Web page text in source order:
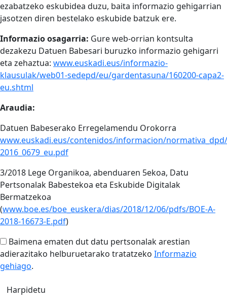
ezabatzeko eskubidea duzu, baita informazio gehigarrian
jasotzen diren bestelako eskubide batzuk ere.
Informazio osagarria: Gure web-orrian kontsulta
dezakezu Datuen Babesari buruzko informazio gehigarri
eta zehaztua: www.euskadi.eus/informazio-
klausulak/web01-sedepd/eu/gardentasuna/160200-capa2-
eu.shtml
Araudia:
Datuen Babeserako Erregelamendu Orokorra
www.euskadi.eus/contenidos/informacion/
2016_0679_eu.pdf
3/2018 Lege Organikoa, abenduaren 5ekoa, Datu
Pertsonalak Babestekoa eta Eskubide Digitalak
Bermatzekoa
(www.boe.es/boe_euskera/dias/2018/12/06/pdfs/BOE-A-
2018-16673-E.pdf)
Baimena ematen dut datu pertsonalak arestian
adierazitako helburuetarako tratatzeko Informazio
gehiago.